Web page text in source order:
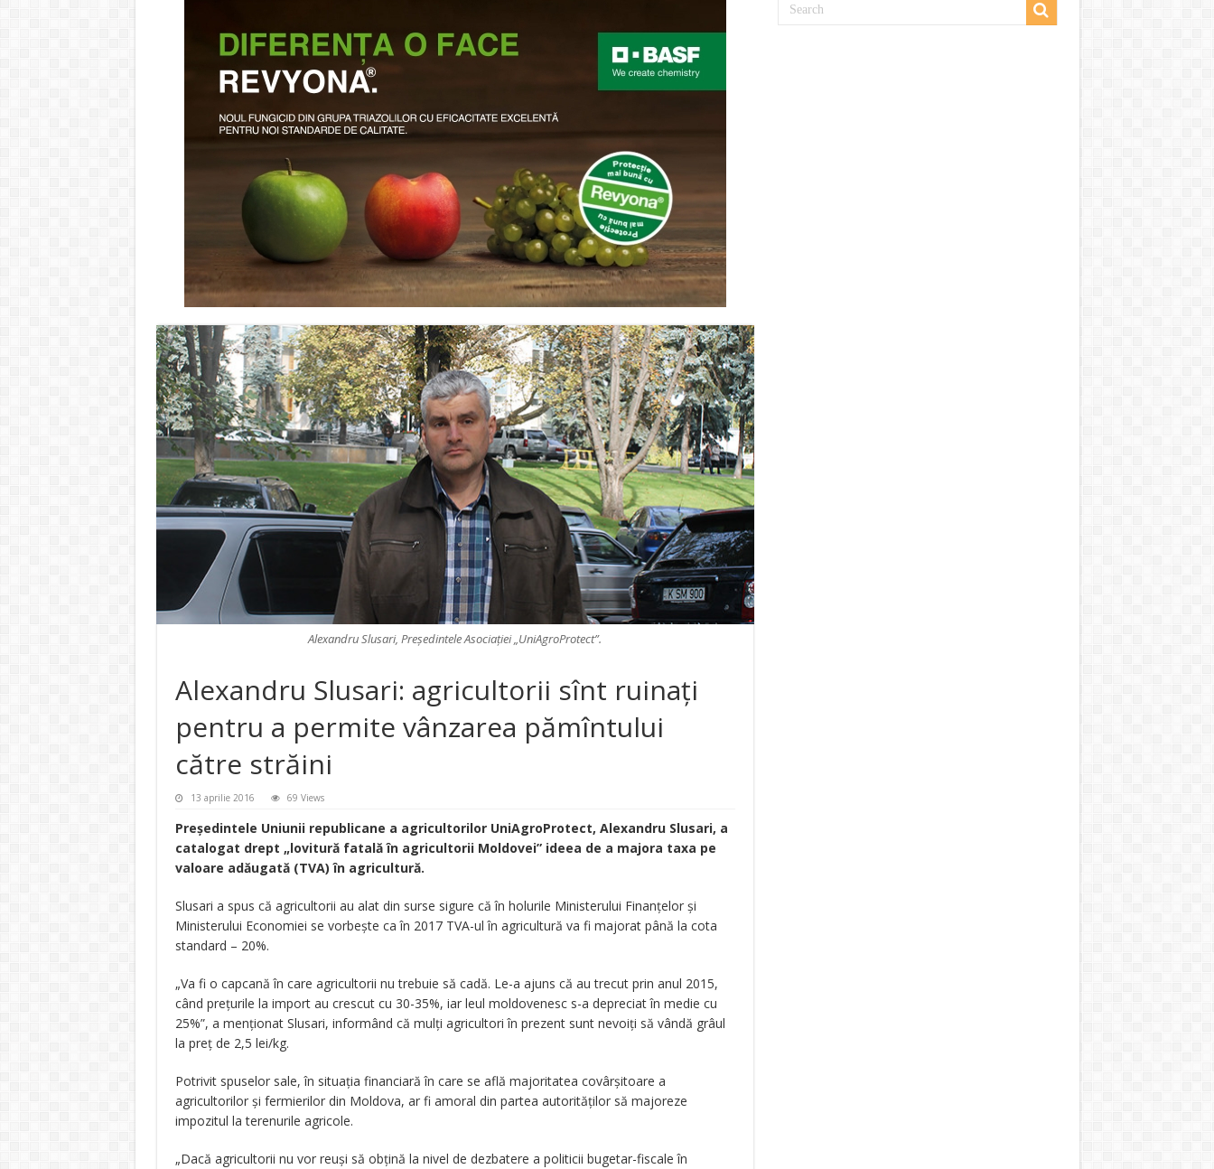
Alexandru Slusari, Președintele Asociaţiei „UniAgroProtect”.
Alexandru Slusari: agricultorii sînt ruinaţi
pentru a permite vânzarea pămîntului
către străini
13 aprilie 2016 69 Views
Preşedintele Uniunii republicane a agricultorilor UniAgroProtect, Alexandru Slusari, a
catalogat drept „lovitură fatală în agricultorii Moldovei” ideea de a majora taxa pe
valoare adăugată (TVA) în agricultură.
Slusari a spus că agricultorii au alat din surse sigure că în holurile Ministerului Finanţelor şi
Ministerului Economiei se vorbeşte ca în 2017 TVA-ul în agricultură va fi majorat până la cota
standard – 20%.
„Va fi o capcană în care agricultorii nu trebuie să cadă. Le-a ajuns că au trecut prin anul 2015,
când preţurile la import au crescut cu 30-35%, iar leul moldovenesc s-a depreciat în medie cu
25%”, a menţionat Slusari, informând că mulţi agricultori în prezent sunt nevoiţi să vândă grâul
la preţ de 2,5 lei/kg.
Potrivit spuselor sale, în situaţia financiară în care se află majoritatea covârşitoare a
agricultorilor şi fermierilor din Moldova, ar fi amoral din partea autorităţilor să majoreze
impozitul la terenurile agricole.
„Dacă agricultorii nu vor reuşi să obţină la nivel de dezbatere a politicii bugetar-fiscale în